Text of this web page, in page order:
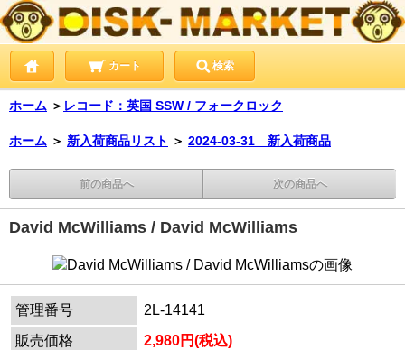
カート 検索
ホーム ＞ レコード：英国 SSW / フォークロック
ホーム ＞ 新入荷商品リスト ＞ 2024-03-31 新入荷商品
前の商品へ 次の商品へ
David McWilliams / David McWilliams
管理番号
2L-14141
販売価格
2,980円(税込)